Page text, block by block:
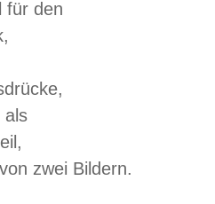
für den
als
zwei Bildern.